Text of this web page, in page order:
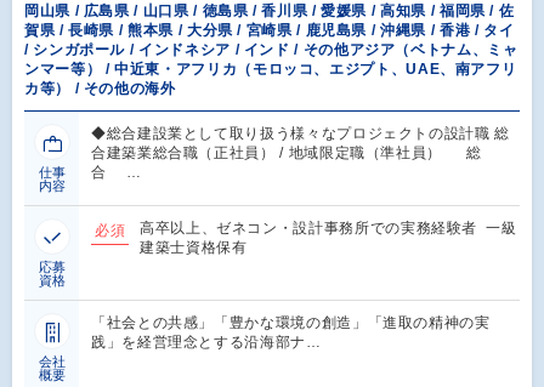
岡山県 / 広島県 / 山口県 / 徳島県 / 香川県 / 愛媛県 / 高知県 / 福岡県 / 佐
賀県 / 長崎県 / 熊本県 / 大分県 / 宮崎県 / 鹿児島県 / 沖縄県 / 香港 / タイ
/ シンガポール / インドネシア / インド / その他アジア（ベトナム、ミャ
ンマー等） / 中近東・アフリカ（モロッコ、エジプト、UAE、南アフリ
カ等） / その他の海外
仕事
内容
◆総合建設業として取り扱う様々なプロジェクトの設計職 総
合建築業総合職（正社員） / 地域限定職（準社員） 総
合 …
応募
資格
必須
高卒以上、ゼネコン・設計事務所での実務経験者 一級
建築士資格保有
会社
概要
「社会との共感」「豊かな環境の創造」「進取の精神の実
践」を経営理念とする沿海部ナ…